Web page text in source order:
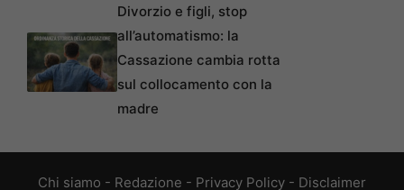
Divorzio e figli, stop
all’automatismo: la
Cassazione cambia rotta
sul collocamento con la
madre
Chi siamo - Redazione - Privacy Policy - Disclaimer